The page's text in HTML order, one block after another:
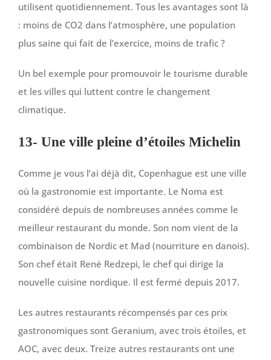
utilisent quotidiennement. Tous les avantages sont là
: moins de CO2 dans l’atmosphère, une population
plus saine qui fait de l’exercice, moins de trafic ?
Un bel exemple pour promouvoir le tourisme durable
et les villes qui luttent contre le changement
climatique.
13- Une ville pleine d’étoiles Michelin
Comme je vous l’ai déjà dit, Copenhague est une ville
où la gastronomie est importante. Le Noma est
considéré depuis de nombreuses années comme le
meilleur restaurant du monde. Son nom vient de la
combinaison de Nordic et Mad (nourriture en danois).
Son chef était René Redzepi, le chef qui dirige la
nouvelle cuisine nordique. Il est fermé depuis 2017.
Les autres restaurants récompensés par ces prix
gastronomiques sont Geranium, avec trois étoiles, et
AOC, avec deux. Treize autres restaurants ont une